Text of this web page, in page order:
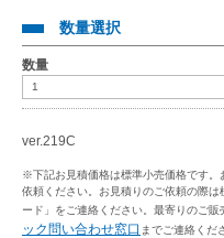
数量選択
数量
ver.219C
※下記お見積価格は標準小売価格です。
依頼ください。お見積りのご依頼の際
ード」をご連絡ください。最寄りのご
ック問い合わせ窓口 までご連絡くだ